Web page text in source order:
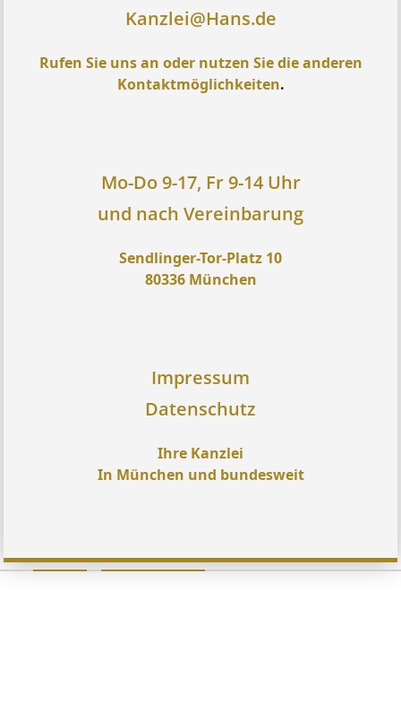
Kanzlei@Hans.de
Rufen Sie uns an oder nutzen Sie die anderen
Kontaktmöglichkeiten.
Mo-Do 9-17, Fr 9-14 Uhr
und nach Vereinbarung
Sendlinger-Tor-Platz 10
80336 München
Impressum
Datenschutz
Ihre Kanzlei
In München und bundesweit